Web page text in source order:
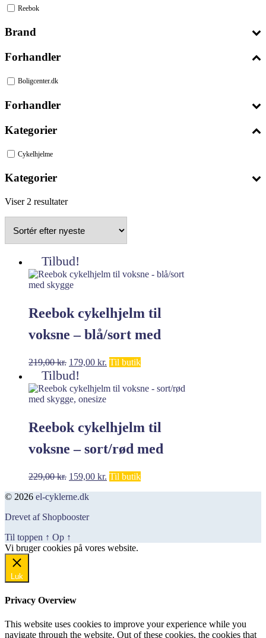
Reebok
Brand
Forhandler
Boligcenter.dk
Forhandler
Kategorier
Cykelhjelme
Kategorier
Viser 2 resultaterSorteret
Tilbud!
Reebok cykelhjelm til
voksne – blå/sort med
skygge
219,00kr. Den
oprindelige
pris
var:
219,00 kr..
179,00 kr. Den
pris
er:
Til butik
Tilbud!
Reebok cykelhjelm til
voksne – sort/rød med
skygge, onesize
229,00kr. Den
pris
229,00 kr..
159,00 kr. Den
Til butik
© 2026 el-cyklerne.dk
Drevet af Shopbooster
Til toppen ↑ Op ↑
Vi bruger cookies på vores website.
Luk
Privacy Overview
This website uses cookies to improve your experience while you
navigate through the website. Out of these cookies, the cookies that